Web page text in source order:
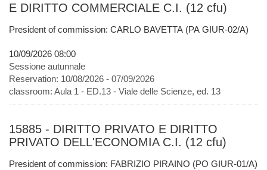
E DIRITTO COMMERCIALE C.I. (12 cfu)
President of commission: CARLO BAVETTA (PA GIUR-02/A)
10/09/2026 08:00
Sessione autunnale
Reservation: 10/08/2026 - 07/09/2026
classroom: Aula 1 - ED.13 - Viale delle Scienze, ed. 13
15885 - DIRITTO PRIVATO E DIRITTO
PRIVATO DELL'ECONOMIA C.I. (12 cfu)
President of commission: FABRIZIO PIRAINO (PO GIUR-01/A)